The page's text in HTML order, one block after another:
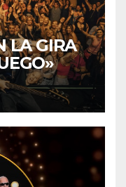
LA GIRA
LA SALA
DE